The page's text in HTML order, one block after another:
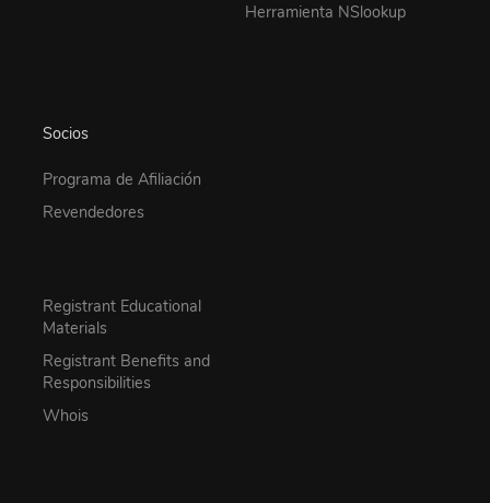
Herramienta NSlookup
Socios
Programa de Afiliación
Revendedores
Registrant Educational
Materials
Registrant Benefits and
Responsibilities
Whois